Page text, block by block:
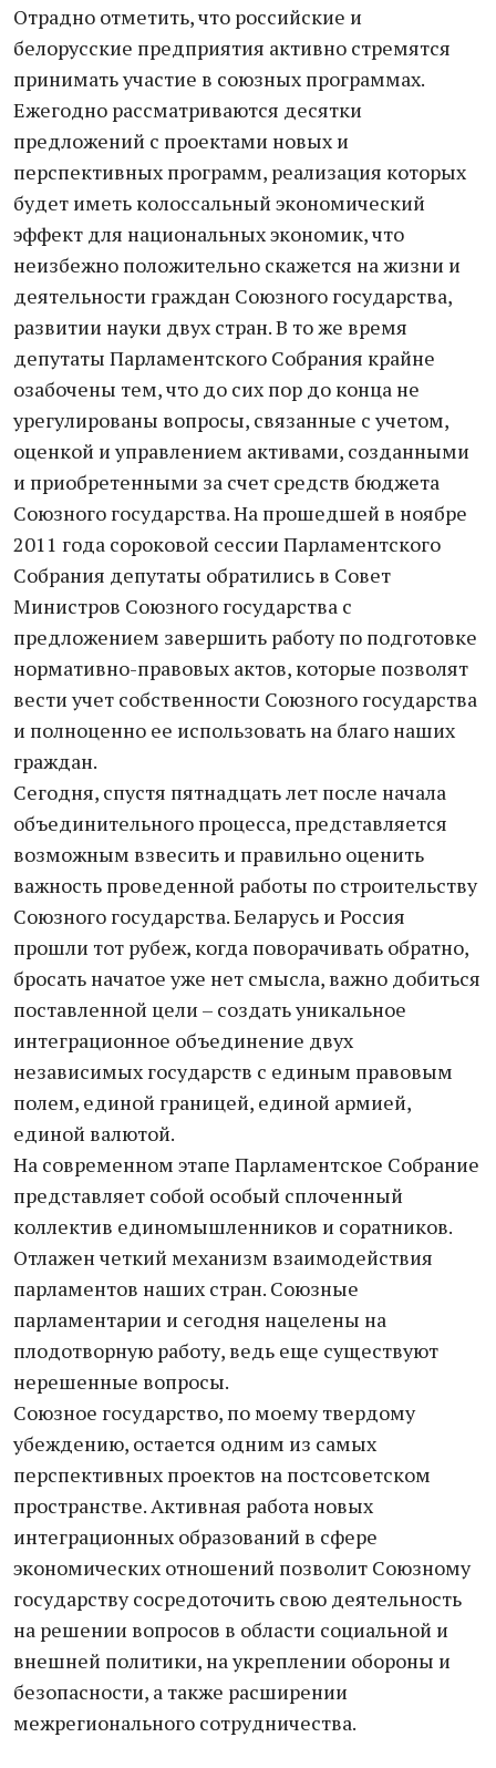
Отрадно отметить, что российские и
белорусские предприятия активно стремятся
принимать участие в союзных программах.
Ежегодно рассматриваются десятки
предложений с проектами новых и
перспективных программ, реализация которых
будет иметь колоссальный экономический
эффект для национальных экономик, что
неизбежно положительно скажется на жизни и
деятельности граждан Союзного государства,
развитии науки двух стран. В то же время
депутаты Парламентского Собрания крайне
озабочены тем, что до сих пор до конца не
урегулированы вопросы, связанные с учетом,
оценкой и управлением активами, созданными
и приобретенными за счет средств бюджета
Союзного государства. На прошедшей в ноябре
2011 года сороковой сессии Парламентского
Собрания депутаты обратились в Совет
Министров Союзного государства с
предложением завершить работу по подготовке
нормативно-правовых актов, которые позволят
вести учет собственности Союзного государства
и полноценно ее использовать на благо наших
граждан.
Сегодня, спустя пятнадцать лет после начала
объединительного процесса, представляется
возможным взвесить и правильно оценить
важность проведенной работы по строительству
Союзного государства. Беларусь и Россия
прошли тот рубеж, когда поворачивать обратно,
бросать начатое уже нет смысла, важно добиться
поставленной цели – создать уникальное
интеграционное объединение двух
независимых государств с единым правовым
полем, единой границей, единой армией,
единой валютой.
На современном этапе Парламентское Собрание
представляет собой особый сплоченный
коллектив единомышленников и соратников.
Отлажен четкий механизм взаимодействия
парламентов наших стран. Союзные
парламентарии и сегодня нацелены на
плодотворную работу, ведь еще существуют
нерешенные вопросы.
Союзное государство, по моему твердому
убеждению, остается одним из самых
перспективных проектов на постсоветском
пространстве. Активная работа новых
интеграционных образований в сфере
экономических отношений позволит Союзному
государству сосредоточить свою деятельность
на решении вопросов в области социальной и
внешней политики, на укреплении обороны и
безопасности, а также расширении
межрегионального сотрудничества.